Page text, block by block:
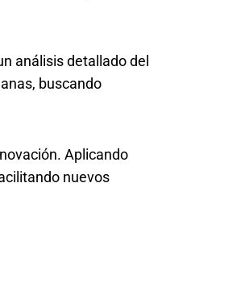
análisis detallado del
buscando
Aplicando
nuevos